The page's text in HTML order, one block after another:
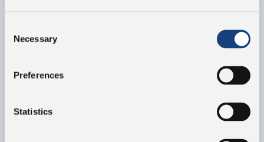
Selection
Necessary
Preferences
Statistics
Compila il form per qualsiasi informazione sul nostro